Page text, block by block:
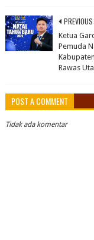
PREVIOUS
Ketua
Pemuda
Rawas
POST A COMMENT
Tidak ada komentar